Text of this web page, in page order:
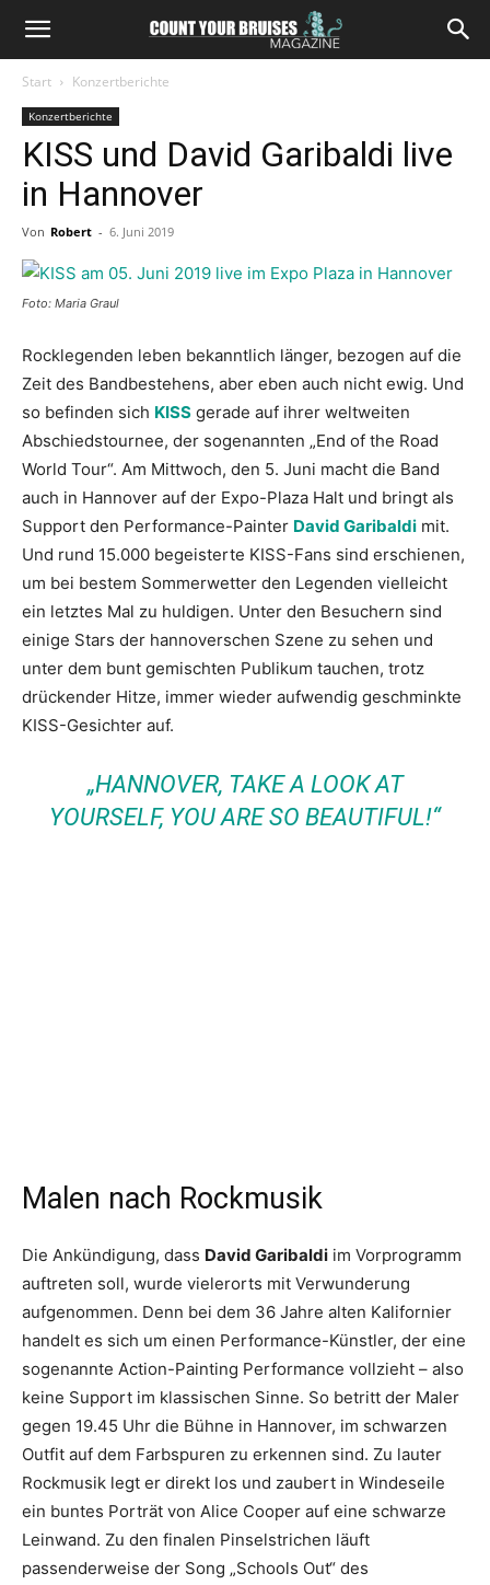
Start Konzertberichte
Konzertberichte
KISS und David Garibaldi live
in Hannover
Von Robert - 6. Juni 2019
Foto: Maria Graul
Rocklegenden leben bekanntlich länger, bezogen auf die
Zeit des Bandbestehens, aber eben auch nicht ewig. Und
so befinden sich KISS gerade auf ihrer weltweiten
Abschiedstournee, der sogenannten „End of the Road
World Tour“. Am Mittwoch, den 5. Juni macht die Band
auch in Hannover auf der Expo-Plaza Halt und bringt als
Support den Performance-Painter David Garibaldi mit.
Und rund 15.000 begeisterte KISS-Fans sind erschienen,
um bei bestem Sommerwetter den Legenden vielleicht
ein letztes Mal zu huldigen. Unter den Besuchern sind
einige Stars der hannoverschen Szene zu sehen und
unter dem bunt gemischten Publikum tauchen, trotz
drückender Hitze, immer wieder aufwendig geschminkte
KISS-Gesichter auf.
„HANNOVER, TAKE A LOOK AT
YOURSELF, YOU ARE SO BEAUTIFUL!“
Malen nach Rockmusik
Die Ankündigung, dass David Garibaldi im Vorprogramm
auftreten soll, wurde vielerorts mit Verwunderung
aufgenommen. Denn bei dem 36 Jahre alten Kalifornier
handelt es sich um einen Performance-Künstler, der eine
sogenannte Action-Painting Performance vollzieht – also
keine Support im klassischen Sinne. So betritt der Maler
gegen 19.45 Uhr die Bühne in Hannover, im schwarzen
Outfit auf dem Farbspuren zu erkennen sind. Zu lauter
Rockmusik legt er direkt los und zaubert in Windeseile
ein buntes Porträt von Alice Cooper auf eine schwarze
Leinwand. Zu den finalen Pinselstrichen läuft
passenderweise der Song „Schools Out“ des